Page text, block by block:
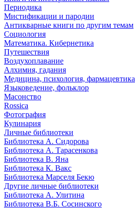
Периодика
Мистификации и пародии
Антикварные книги по другим темам
Социология
Математика. Кибернетика
Путешествия
Воздухоплавание
Алхимия, гадания
Медицина, психология, фармацевтика
Языковедение, фольклор
Масонство
Rossica
Фотография
Кулинария
Личные библиотеки
Библиотека А. Сидорова
Библиотека А. Тарасенкова
Библиотека В. Яна
Библиотека К. Вакс
Библиотека Марселя Бекю
Другие личные библиотеки
Библиотека А. Улитина
Библиотека В.Б. Сосинского